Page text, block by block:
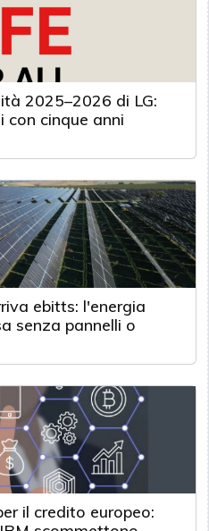
2025–2026 di LG:
cinque anni
ebitts: l'energia
senza pannelli o
il credito europeo: